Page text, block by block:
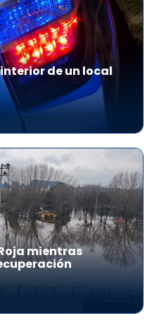
de un local
mientras